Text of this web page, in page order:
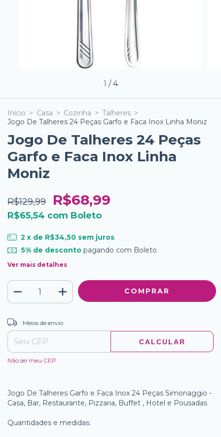
1 /4
Início > Casa > Cozinha > Talheres >
Jogo De Talheres 24 Peças Garfo e Faca Inox Linha Moniz
Jogo De Talheres 24 Peças
Garfo e Faca Inox Linha
Moniz
R$129,99 R$68,99
R$65,54 com Boleto
2 x de R$34,50 sem juros
5% de descontopagando com Boleto
Ver mais detalhes
Entregas para o CEP:
Meios de envio
CALCULAR
Não sei meu CEP
Jogo De Talheres Garfo e Faca Inox 24 Peças Simonaggio -
Casa, Bar, Restaurante, Pizzaria, Buffet , Hotel e Pousadas
Quantidades e medidas: